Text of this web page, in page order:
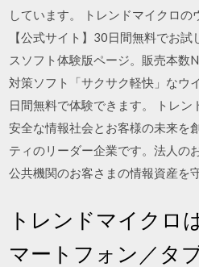
しています。 トレンドマイクロの
【公式サイト】30日間無料でお
スソフト体験版ページ。販売本数
対策ソフト「サクサク軽快」なウ
日間無料で体験できます。 トレン
安全な情報社会とお客様の未来を
ティのリーダー企業です。法人の
公共機関のお客さまの情報資産を
トレンドマイクロ
マートフォン／タ